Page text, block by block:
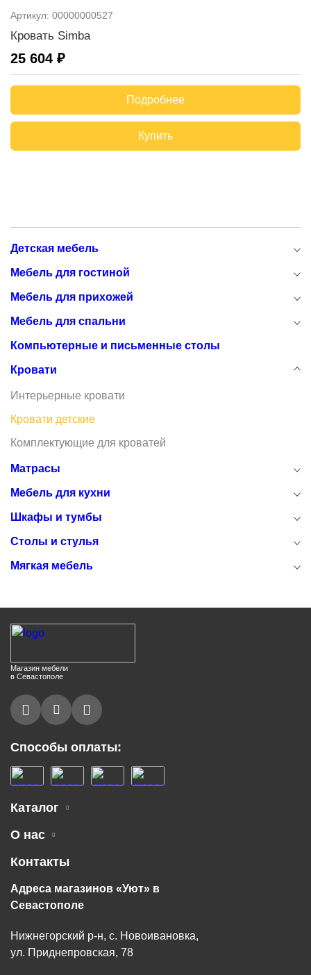
Детская мебель
Мебель для гостиной
Мебель для прихожей
Мебель для спальни
Компьютерные и письменные столы
Кровати
Интерьерные кровати
Кровати детские
Комплектующие для кроватей
Матрасы
Мебель для кухни
Шкафы и тумбы
Столы и стулья
Мягкая мебель
Артикул: 00000000527
Кровать Simba
25 604 ₽
Подробнее
Купить
Магазин мебели
в Севастополе
Способы оплаты:
Каталог
О нас
Контакты
Адреса магазинов «Уют» в
Севастополе
Нижнегорский р-н, с. Новоивановка,
ул. Приднепровская, 78